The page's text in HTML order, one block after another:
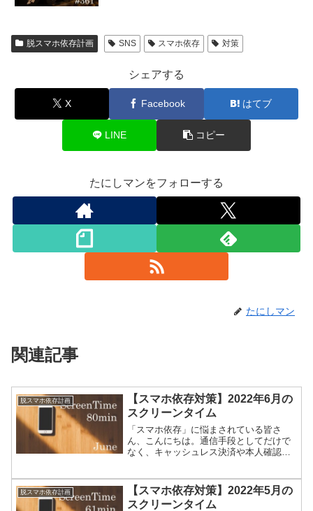
脱スマホ依存計画 SNS スマホ依存 対策
シェアする
X Facebook はてブ
LINE コピー
たにしマンをフォローする
たにしマン
関連記事
脱スマホ依存計画
【スマホ依存対策】2022年6月の
スクリーンタイム
「スマホ依存」に悩まされている皆さ
ん、こんにちは。通信手段としてだけで
なく、キャッシュレス決済や本人確認の
よね。毎日死ぬほど忙しいのにスマホば
かりいじってしまう私たちが...
脱スマホ依存計画
【スマホ依存対策】2022年5月の
スクリーンタイム